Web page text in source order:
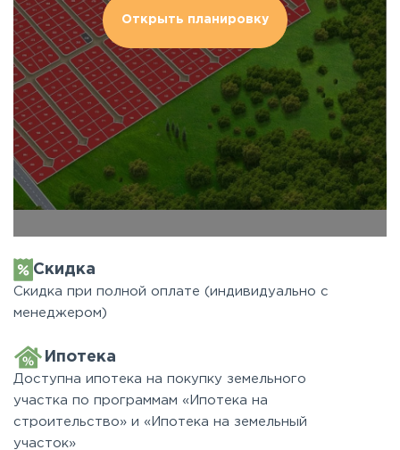
Открыть планировку
Скидка
Скидка при полной оплате (индивидуально с
менеджером)
Ипотека
Доступна ипотека на покупку земельного
участка по программам «Ипотека на
строительство» и «Ипотека на земельный
участок»